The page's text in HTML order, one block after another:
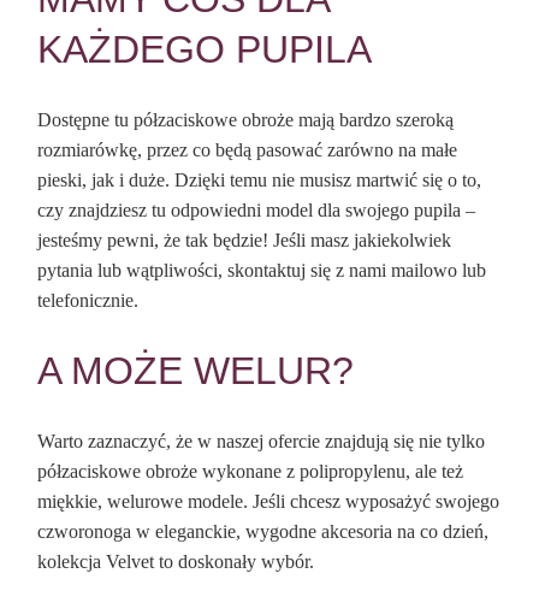
KAŻDEGO PUPILA
Dostępne tu półzaciskowe obroże mają bardzo szeroką
rozmiarówkę, przez co będą pasować zarówno na małe
pieski, jak i duże. Dzięki temu nie musisz martwić się o to,
czy znajdziesz tu odpowiedni model dla swojego pupila –
jesteśmy pewni, że tak będzie! Jeśli masz jakiekolwiek
pytania lub wątpliwości, skontaktuj się z nami mailowo lub
telefonicznie.
A MOŻE WELUR?
Warto zaznaczyć, że w naszej ofercie znajdują się nie tylko
półzaciskowe obroże wykonane z polipropylenu, ale też
miękkie, welurowe modele. Jeśli chcesz wyposażyć swojego
czworonoga w eleganckie, wygodne akcesoria na co dzień,
kolekcja Velvet to doskonały wybór.